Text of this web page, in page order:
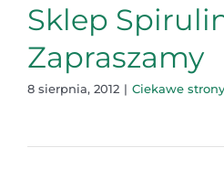
Sklep
Zapraszamy
8 sierpnia, 2012 | Ciekawe strony